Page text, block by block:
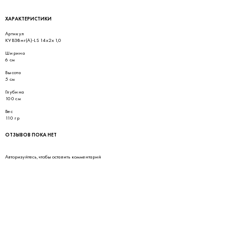
ХАРАКТЕРИСТИКИ
Артикул
КУВЭВнг(А)-LS 14х2х1,0
Ширина
6 см
Высота
5 см
Глубина
100 см
Вес
110 гр
ОТЗЫВОВ ПОКА НЕТ
Авторизуйтесь, чтобы оставить комментарий